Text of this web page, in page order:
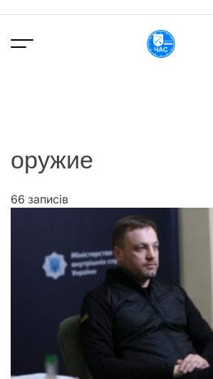
вмісту
оружие
66 записів